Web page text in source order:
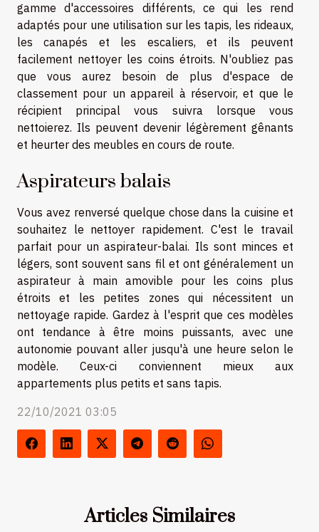
gamme d'accessoires différents, ce qui les rend
adaptés pour une utilisation sur les tapis, les rideaux,
les canapés et les escaliers, et ils peuvent
facilement nettoyer les coins étroits. N'oubliez pas
que vous aurez besoin de plus d'espace de
classement pour un appareil à réservoir, et que le
récipient principal vous suivra lorsque vous
nettoierez. Ils peuvent devenir légèrement gênants
et heurter des meubles en cours de route.
Aspirateurs balais
Vous avez renversé quelque chose dans la cuisine et
souhaitez le nettoyer rapidement. C'est le travail
parfait pour un aspirateur-balai. Ils sont minces et
légers, sont souvent sans fil et ont généralement un
aspirateur à main amovible pour les coins plus
étroits et les petites zones qui nécessitent un
nettoyage rapide. Gardez à l'esprit que ces modèles
ont tendance à être moins puissants, avec une
autonomie pouvant aller jusqu'à une heure selon le
modèle. Ceux-ci conviennent mieux aux
appartements plus petits et sans tapis.
22/10/2021 03:05
Articles Similaires